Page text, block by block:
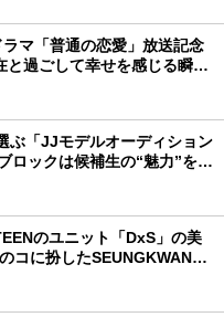
ラマ「普通の恋愛」放送記念
過ごして幸せを感じる瞬間
ぶ「JJモデルオーディション
ロックは候補生の“魅力”を重
ります
のユニット「DxS」の美
コに扮したSEUNGKWANカ
爆笑の渦に 初日レポ：前